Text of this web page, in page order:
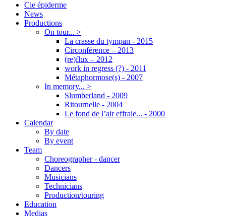
Cie épiderme
News
Productions
On tour... >
La crasse du tympan - 2015
Circonférence – 2013
(re)flux – 2012
work in regress (?) - 2011
Métaphormose(s) - 2007
In memory... >
Slumberland - 2009
Ritournelle - 2004
Le fond de l’air effraie... - 2000
Calendar
By date
By event
Team
Choreographer - dancer
Dancers
Musicians
Technicians
Production/touring
Education
Medias